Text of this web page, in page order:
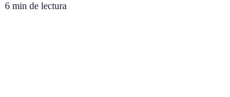
6 min de lectura